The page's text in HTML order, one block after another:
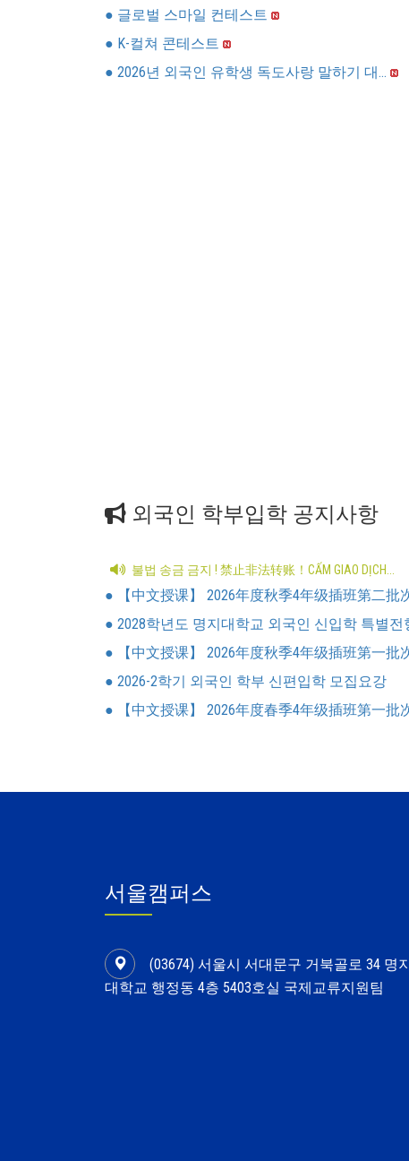
● 글로벌 스마일 컨테스트
● K-컬쳐 콘테스트
● 2026년 외국인 유학생 독도사랑 말하기 대...
외국인 학부입학 공지사항
불법 송금 금지 ! 禁止非法转账！CẤM GIAO DỊCH...
● 【中文授课】 2026年度秋季4年级插班第二批
● 2028학년도 명지대학교 외국인 신입학 특별전
● 【中文授课】 2026年度秋季4年级插班第一批
● 2026-2학기 외국인 학부 신편입학 모집요강
● 【中文授课】 2026年度春季4年级插班第一批
서울캠퍼스
(03674) 서울시 서대문구 거북골로 34 명
대학교 행정동 4층 5403호실 국제교류지원팀